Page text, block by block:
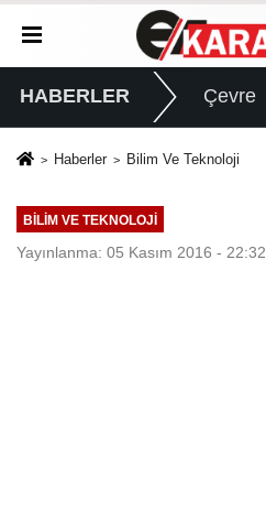
HABERLER Çevre
Haberler Bilim Ve Teknoloji
BILIM VE TEKNOLOJI
Yayınlanma: 05 Kasım 2016 - 22:32